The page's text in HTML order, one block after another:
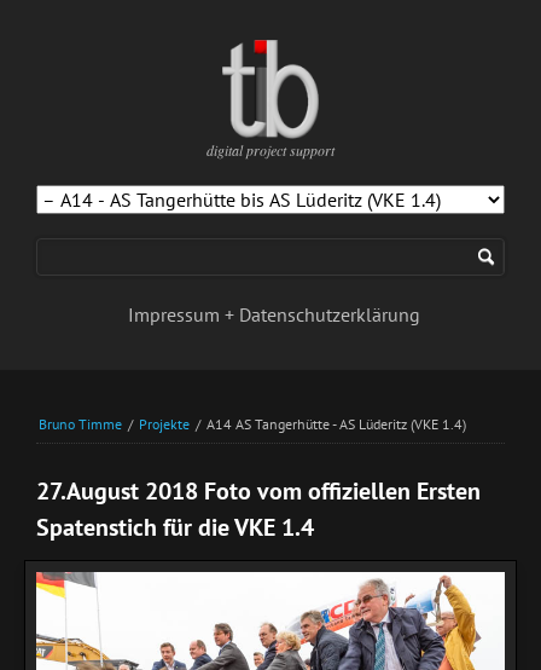
digital project support
Navigation
Impressum + Datenschutzerklärung
Bruno Timme / Projekte / A14 AS Tangerhütte - AS Lüderitz (VKE 1.4)
27.August 2018 Foto vom offiziellen Ersten
Spatenstich für die VKE 1.4